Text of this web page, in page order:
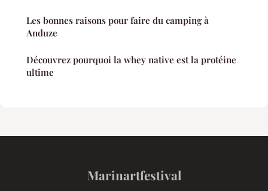
Les bonnes raisons pour faire du camping à
Anduze
Découvrez pourquoi la whey native est la protéine
ultime
Marinartfestival